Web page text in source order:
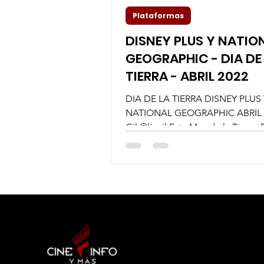
DISNEY PLUS Y
GEOGRAPHIC - DIA
TIERRA - ABRIL 2022
DIA DE LA TIERRA DISNEY PLUS
NATIONAL GEOGRAPHIC ABRIL
Gil @lizgil Este Mes de la Tierra,
rinde homenaje con contenidos...
Plataformas